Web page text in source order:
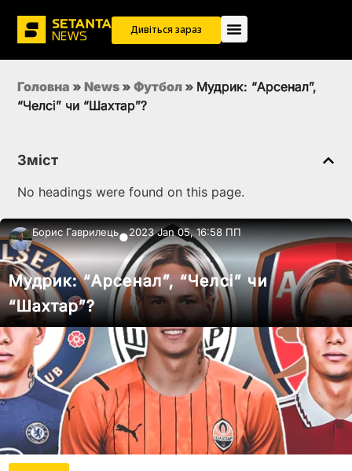
Дивіться зараз
Головна » News » Футбол » Мудрик: “Арсенал”,
“Челсі” чи “Шахтар”?
Зміст
No headings were found on this page.
Борис Гаврилець●2023 Jan 05, 16:58 ПП
Мудрик: “Арсенал”, “Челсі” чи
“Шахтар”?